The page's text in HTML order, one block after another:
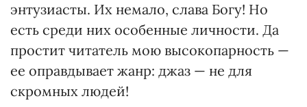
энтузиасты. Их немало, слава Богу! Но
есть среди них особенные личности. Да
простит читатель мою высокопарность —
ее оправдывает жанр: джаз — не для
скромных людей!